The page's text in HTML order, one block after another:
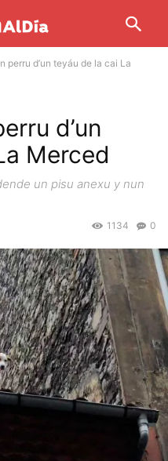
perru d’un teyáu de la cai La
d’un
Merced
un pisu anexu y nun
0
1134